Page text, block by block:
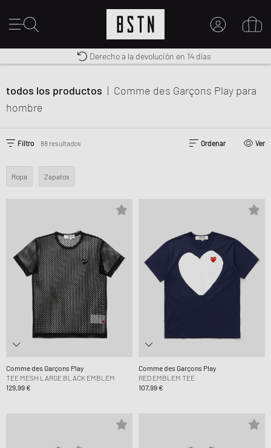
MI CUENTA
Envío gratuito a España desde € 100
Premium Sportswear
Derecho a la devolución en 14 días
todos los productos | Comme des Garçons Play para
hombre
Filtro 88 resultados Ordenar Ver
Ropa Zapatos
Comme des Garçons Play
TEE MESH LARGE BLACK EMBLEM
129,99 €
Comme des Garçons Play
RED EMBLEM TEE
107,99 €